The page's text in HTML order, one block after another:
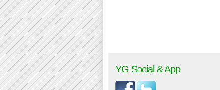
YG Social & App